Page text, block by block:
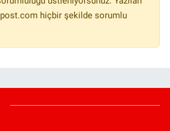
hiçbir şekilde sorumlu